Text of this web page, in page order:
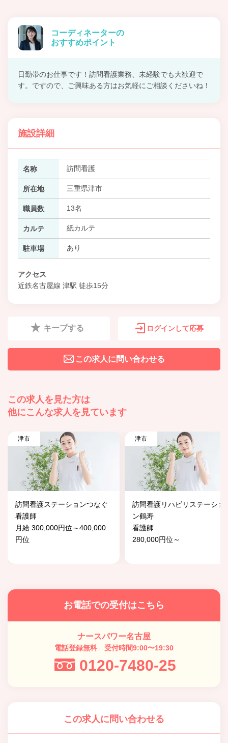
コーディネーターの
おすすめポイント
日勤帯のお仕事です！訪問看護業務、未経験でも大歓迎で
す。ですので、ご興味ある方はお気軽にご相談くださいね！
施設詳細
名称 訪問看護
所在地 三重県津市
職員数 13名
カルテ 紙カルテ
駐車場 あり
アクセス
近鉄名古屋線 津駅 徒歩15分
キープする ログインして応募
この求人に問い合わせる
この求人を見た方は
他にこんな求人を見ています
津市
訪問看護ステーションつなぐ
看護師
月給 300,000円位～400,000
円位
津市
訪問看護リハビリステーショ
ン鶴寿
看護師
280,000円位～
お電話での受付はこちら
ナースパワー名古屋
電話登録無料 受付時間9:00〜19:30
0120-7480-25
この求人に問い合わせる